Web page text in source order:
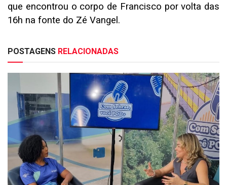
que encontrou o corpo de Francisco por volta das
16h na fonte do Zé Vangel.
POSTAGENS RELACIONADAS